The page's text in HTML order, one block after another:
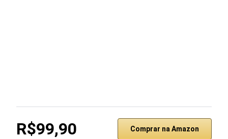
R$99,90 Comprar na Amazon